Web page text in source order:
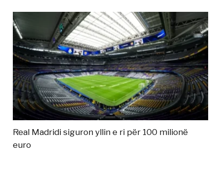
Real Madridi siguron yllin e ri për 100 milionë
euro